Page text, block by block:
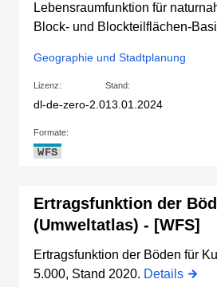
Lebensraumfunktion für
Block- und Blockteilflächen-
Geographie und Stadtplanung
Lizenz:
dl-de-zero-2.0
Stand:
13.01.2024
Formate:
WFS
Ertragsfunktion der
(Umweltatlas) - [WFS]
Ertragsfunktion der Böden für
5.000, Stand 2020. Details